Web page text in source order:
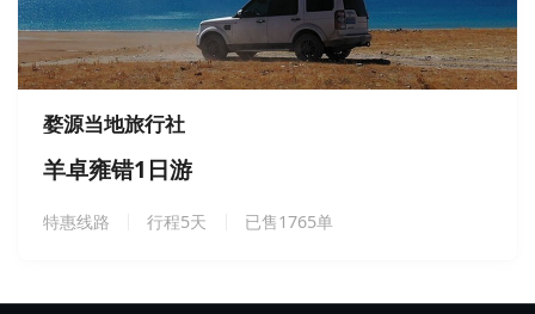
婺源当地旅行社
羊卓雍错1日游
特惠线路 行程5天 已售1765单